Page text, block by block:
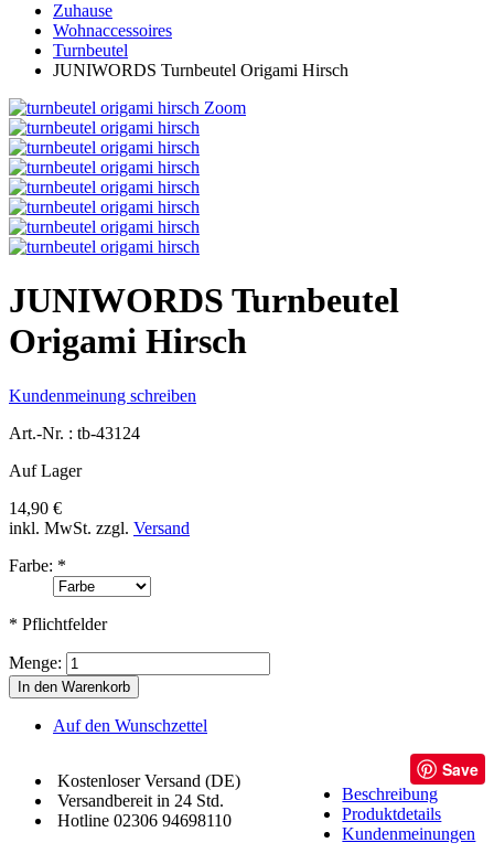
Zuhause
Wohnaccessoires
Turnbeutel
JUNIWORDS Turnbeutel Origami Hirsch
Zoom
JUNIWORDS Turnbeutel
Origami Hirsch
Kundenmeinung schreiben
Art.-Nr. : tb-43124
Auf Lager
14,90 €
inkl. MwSt. zzgl. Versand
Farbe: *
* Pflichtfelder
Menge:
In den Warenkorb
Auf den Wunschzettel
Kostenloser Versand (DE)
Versandbereit in 24 Std.
Hotline 02306 94698110
Save
Beschreibung
Produktdetails
Kundenmeinungen